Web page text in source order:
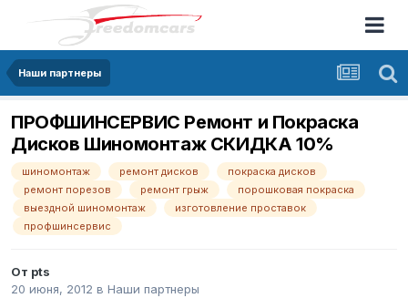
Наши партнеры
ПРОФШИНСЕРВИС Ремонт и Покраска
Дисков Шиномонтаж СКИДКА 10%
шиномонтаж ремонт дисков
покраска дисков
ремонт порезов
ремонт грыж
порошковая покраска
выездной шиномонтаж
изготовление проставок
профшинсервис
От pts
20 июня, 2012 в Наши партнеры